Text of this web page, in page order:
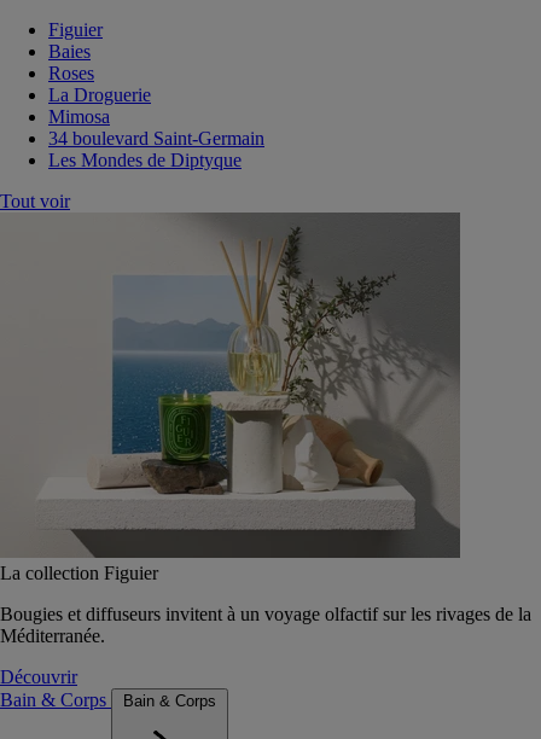
Figuier
Baies
Roses
La Droguerie
Mimosa
34 boulevard Saint-Germain
Les Mondes de Diptyque
Tout voir
La collection Figuier
Bougies et diffuseurs invitent à un voyage olfactif sur les rivages de la
Méditerranée.
Découvrir
Bain & Corps
Bain & Corps